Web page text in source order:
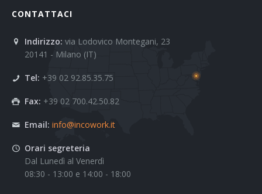
CONTATTACI
Indirizzo: via Lodovico Montegani, 23
20141 - Milano (IT)
Tel: +39 02 92.85.35.75
Fax: +39 02 700.42.50.82
Email: info@incowork.it
Orari segreteria
Dal Lunedì al Venerdì
08:30 - 13:00 e 14:00 - 18:00